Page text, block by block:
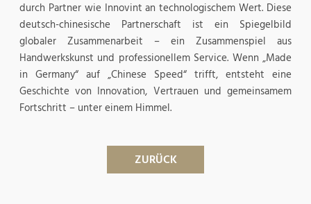
durch Partner wie Innovint an technologischem Wert. Diese
deutsch-chinesische Partnerschaft ist ein Spiegelbild
globaler Zusammenarbeit – ein Zusammenspiel aus
Handwerkskunst und professionellem Service. Wenn „Made
in Germany“ auf „Chinese Speed“ trifft, entsteht eine
Geschichte von Innovation, Vertrauen und gemeinsamem
Fortschritt – unter einem Himmel.
ZURÜCK